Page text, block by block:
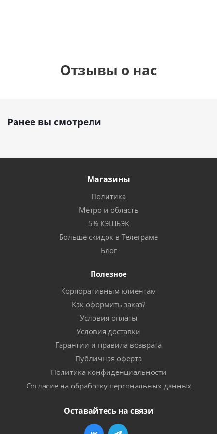
Отзывы о нас
Ранее вы смотрели
Магазины
Политика
Метро и область
5% КЭШБЭК
Больше скидок в Телеграме
Блог
Полезное
Корпоративным клиентам
Как оформить заказ?
Условия оплаты
Условия доставки
Гарантии и правила возврата
Публичная оферта
Политика конфиденциальности
Согласие на обработку персональных данных
Оставайтесь на связи